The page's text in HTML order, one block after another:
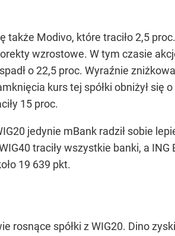
także Modivo, które traciło 2,5
wzrostowe. W tym czasie
o 22,5 proc. Wyraźnie
kurs tej spółki obniżył się
15 proc.
jedynie mBank radził sobie
traciły wszystkie banki, a
19 639 pkt.
rosnące spółki z WIG20. Dino